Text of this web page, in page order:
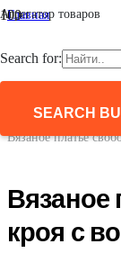
Агрегатор товаров
Search for:
SEARCH
Главная
/
Платья и сарафаны
Вязаное платье
Вязаное
кроя с